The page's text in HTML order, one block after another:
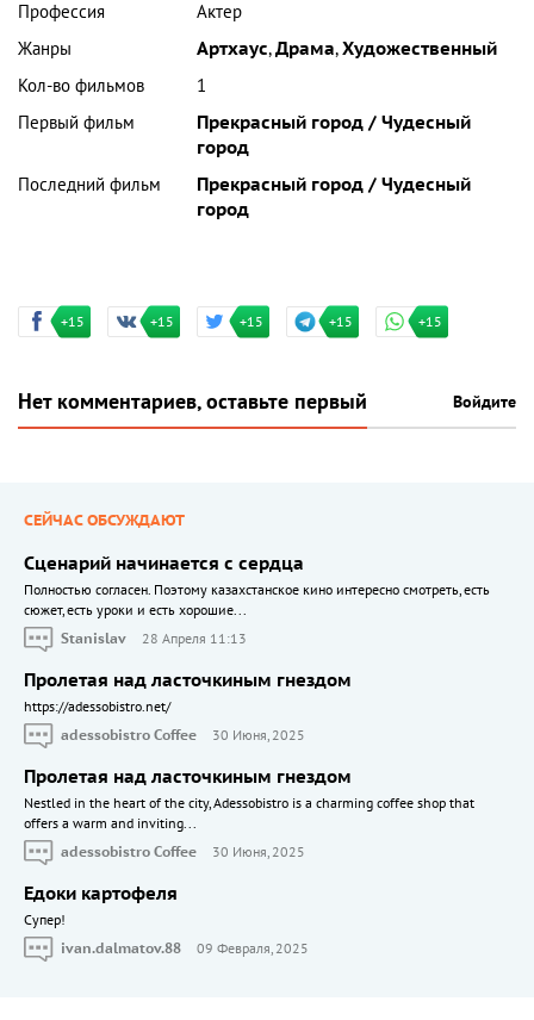
Профессия
Актер
Жанры
Артхаус,Драма,Художественный
Кол-во фильмов
1
Первый фильм
Прекрасный город / Чудесный
город
Последний фильм
Прекрасный город / Чудесный
город
+15 +15 +15 +15 +15
Нет комментариев, оставьте первый Войдите
СЕЙЧАС ОБСУЖДАЮТ
Сценарий начинается с сердца
Полностью согласен. Поэтому казахстанское кино интересно смотреть, есть
сюжет, есть уроки и есть хорошие...
Stanislav
28 Апреля 11:13
Пролетая над ласточкиным гнездом
https://adessobistro.net/
adessobistro Coffee
30 Июня, 2025
Пролетая над ласточкиным гнездом
Nestled in the heart of the city, Adessobistro is a charming coffee shop that
offers a warm and inviting...
adessobistro Coffee
30 Июня, 2025
Едоки картофеля
Cупер!
ivan.dalmatov.88
09 Февраля, 2025